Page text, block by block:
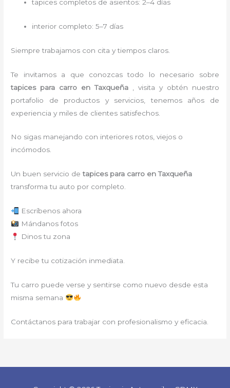
tapices completos de asientos: 2–4 días
interior completo: 5–7 días
Siempre trabajamos con cita y tiempos claros.
Te invitamos a que conozcas todo lo necesario sobre
tapices para carro en Taxqueña
, visita y obtén nuestro
portafolio de productos y servicios, tenemos años de
experiencia y miles de clientes satisfechos.
No sigas manejando con interiores rotos, viejos o
incómodos.
Un buen servicio detapices para carro en Taxqueña
transforma tu auto por completo.
Escríbenos ahora
Mándanos fotos
Dinos tu zona
Y recibe tu cotización inmediata.
Tu carro puede verse y sentirse como nuevo desde esta
misma semana
Contáctanos para trabajar con profesionalismo y eficacia.